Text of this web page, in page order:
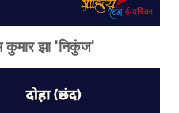
कुमार झा 'निकुंज'